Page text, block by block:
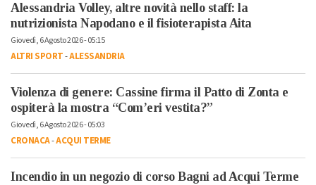
Alessandria Volley, altre novità nello staff: la
nutrizionista Napodano e il fisioterapista Aita
Giovedì, 6 Agosto 2026 - 05:15
ALTRI SPORT-ALESSANDRIA
Violenza di genere: Cassine firma il Patto di Zonta e
ospiterà la mostra “Com’eri vestita?”
Giovedì, 6 Agosto 2026 - 05:03
CRONACA-ACQUI TERME
Incendio in un negozio di corso Bagni ad Acqui Terme